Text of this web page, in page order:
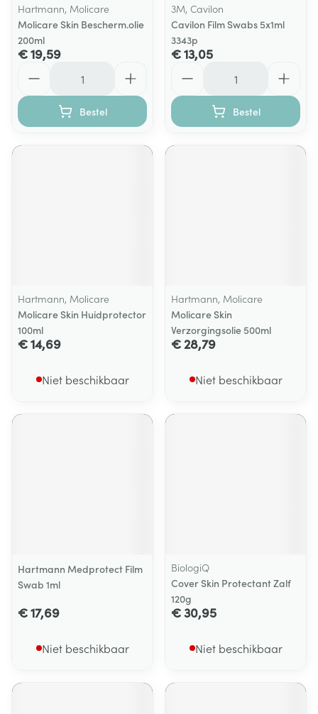
Hartmann, Molicare
Molicare Skin Bescherm.olie
200ml
€ 19,59
Bestel
3M, Cavilon
Cavilon Film Swabs 5x1ml
3343p
€ 13,05
Bestel
Hartmann, Molicare
Molicare Skin Huidprotector
100ml
€ 14,69
Niet beschikbaar
Hartmann, Molicare
Molicare Skin
Verzorgingsolie 500ml
€ 28,79
Niet beschikbaar
Hartmann Medprotect Film
Swab 1ml
€ 17,69
Niet beschikbaar
BiologiQ
Cover Skin Protectant Zalf
120g
€ 30,95
Niet beschikbaar